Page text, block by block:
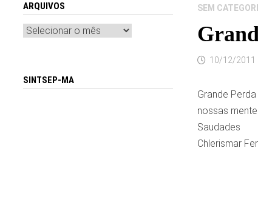
SEM
10/12/2011
Grande
nossas
Saudades
Chlerismar
ARQUIVOS
Arquivos
SINTSEP-MA